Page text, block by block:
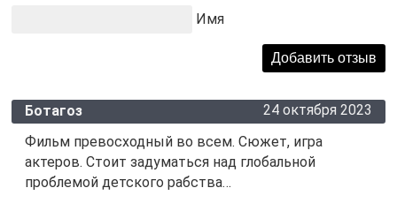
Имя
Ботагоз
24 октября 2023
Фильм превосходный во всем. Сюжет, игра
актеров. Стоит задуматься над глобальной
проблемой детского рабства…